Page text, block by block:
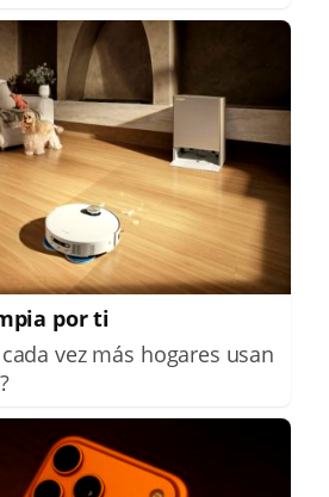
por ti
vez más hogares usan